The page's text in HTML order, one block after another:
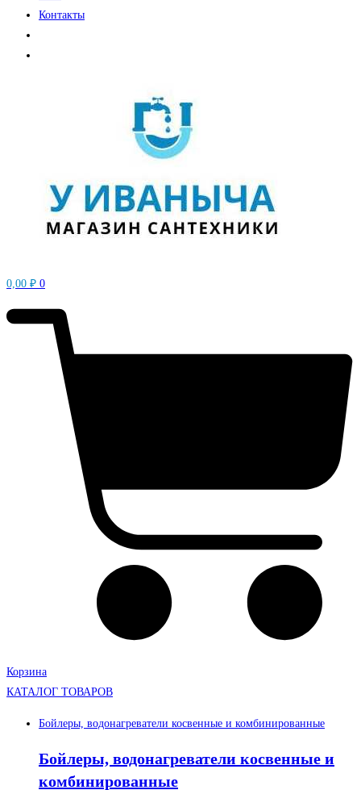
Контакты
0,00 ₽ 0
Корзина
КАТАЛОГ ТОВАРОВ
Бойлеры, водонагреватели косвенные и комбинированные
Бойлеры, водонагреватели косвенные и
комбинированные